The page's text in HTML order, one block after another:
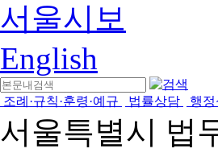
서울시보
English
조례·규칙·훈령·예규 법률상담 행
서울특별시 법